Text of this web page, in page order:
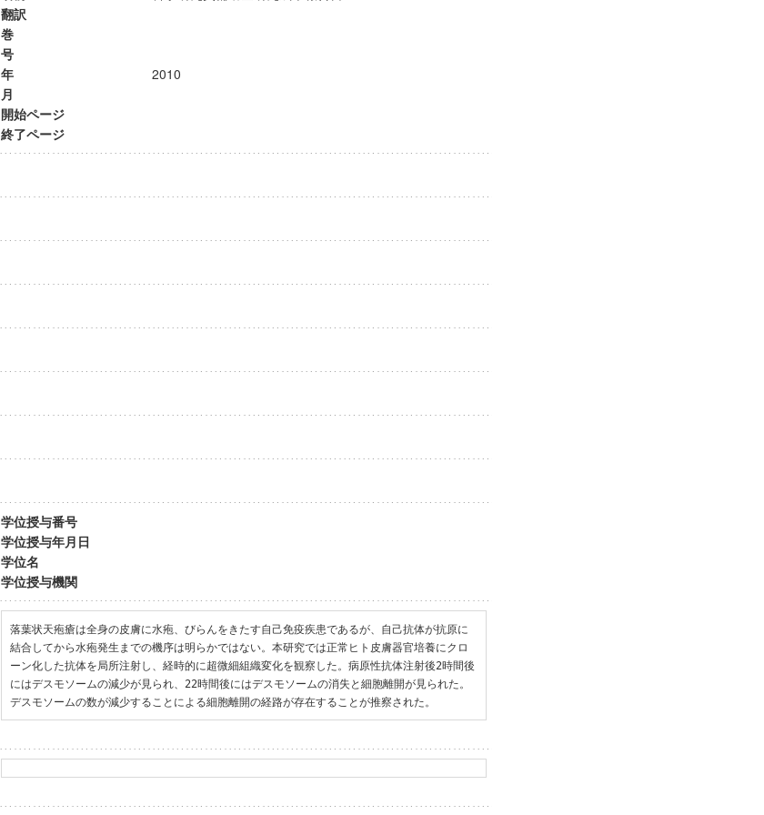
翻訳
巻
号
年
2010
月
開始ページ
終了ページ
学位授与番号
学位授与年月日
学位名
学位授与機関
落葉状天疱瘡は全身の皮膚に水疱、びらんをきたす自己免疫疾患であるが、自己抗体が抗原に
結合してから水疱発生までの機序は明らかではない。本研究では正常ヒト皮膚器官培養にクロ
ーン化した抗体を局所注射し、経時的に超微細組織変化を観察した。病原性抗体注射後2時間後
にはデスモソームの減少が見られ、22時間後にはデスモソームの消失と細胞離開が見られた。
デスモソームの数が減少することによる細胞離開の経路が存在することが推察された。